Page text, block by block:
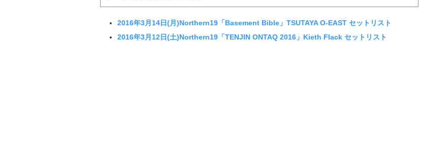
2016年3月14日(月)Northern19「Basement Bible」TSUTAYA O-EAST セットリスト
2016年3月12日(土)Northern19「TENJIN ONTAQ 2016」Kieth Flack セットリスト